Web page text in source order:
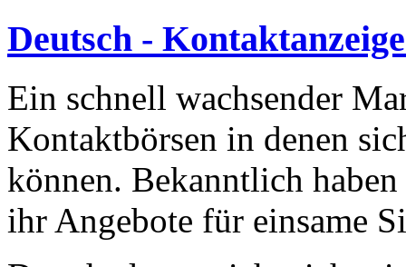
Deutsch -
Ein schnell wachsender
Kontaktbörsen in denen
können. Bekanntlich
ihr Angebote für einsame